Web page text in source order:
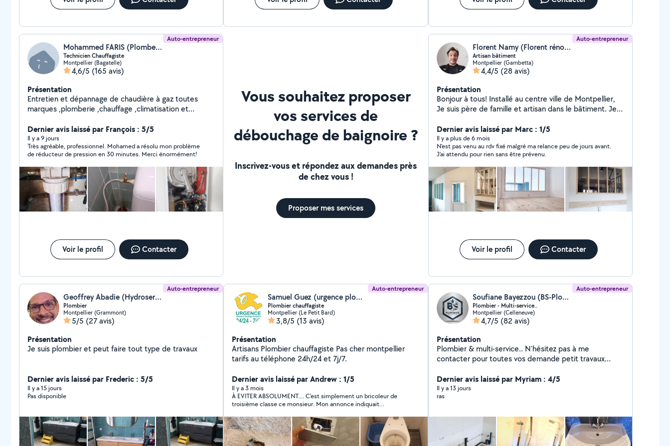
Auto-entrepreneur
Mohammed FARIS (Plomberie,chauffage et climatisation)
Technicien Chauffagiste
Montpellier (Bagatelle)
4,6/5 (165 avis)
Présentation
Entretien et dépannage de chaudière à gaz toutes
marques ,plomberie ,chauffage ,climatisation et
Dernier avis laissé par François : 5/5
Il y a 9 jours
Très agréable, professionnel. Mohamed a résolu mon problème
de réducteur de pression en 30 minutes. Merci énormément!
Voir le profil Contacter
Vous souhaitez proposer
vos services de
débouchage de baignoire ?
Inscrivez-vous et répondez aux demandes près
de chez vous !
Proposer mes services
Auto-entrepreneur
Florent Namy (Florent rénovation)
Artisan bâtiment
Montpellier (Gambetta)
4,4/5 (28 avis)
Présentation
Bonjour à tous! Installé au centre ville de Montpellier,
Je suis père de famille et artisan dans le bâtiment. Je
ans d'expérience dans le domaine) En plus de ma
ponctualité et de mes nombreuses compétences, ma
femme dit de moi que je suis fort sympathique!
N'hésitez pas à me contacter, je serais ravie de vous
aider. Électricité : Effectuer des travaux d'entretien,
d'aménagement et de dépannage sur une installation
électrique monophasée. Habilitation électrique
Plomberie : Effectuer des travaux d'entretien,
d'aménagement et de dépannage sur une installation
intérieur du bâtiment (revêtements de sols, peinture,
tapisserie, plaque de plâtre, enduit) Montage de
meubles, pose éclairage et petits travaux ... A bientôt!
Dernier avis laissé par Marc : 1/5
Il y a plus de 6 mois
N'est pas venu au rdv fixé malgré ma relance peu de jours avant.
J'ai attendu pour rien sans être prévenu.
Voir le profil Contacter
Auto-entrepreneur
Geoffrey Abadie (Hydroservice)
Plombier
Montpellier (Grammont)
5/5 (27 avis)
Présentation
Je suis plombier et peut faire tout type de travaux
Dernier avis laissé par Frederic : 5/5
Il y a 15 jours
Pas disponible
Auto-entrepreneur
Samuel Guez (urgence plomberie Chauffage Montpellier)
Plombier chauffagiste
Montpellier (Le Petit Bard)
3,8/5 (13 avis)
Présentation
Artisans Plombier chauffagiste Pas cher montpellier
tarifs au téléphone 24h/24 et 7j/7.
Dernier avis laissé par Andrew : 1/5
Il y a 3 mois
À EVITER ABSOLUMENT.... C’est simplement un bricoleur de
troisième classe ce monsieur. Mon annonce indiquait
lui il est quand même arrivé avec QUE des outils que je lui avais
pourtant dit avoir déjà essayés. Lui, il insistait en me disant qu’il
savait mieux faire car c'était un "pro".. Bien sûr, il n’a pas réussi à
résoudre le problème, mais il m’a quand même réclamé 20 € de
Auto-entrepreneur
Soufiane Bayezzou (BS-Plomberie)
Plombier - Multi-service..
Montpellier (Celleneuve)
4,7/5 (82 avis)
Présentation
Plombier & multi-service.. N'hésitez pas à me
contacter pour toutes vos demande petit travaux
Dernier avis laissé par Myriam : 4/5
Il y a 13 jours
ras